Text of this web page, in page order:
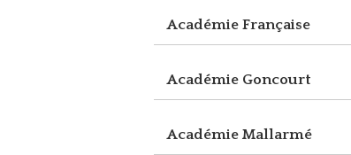
Académie Française
Académie Goncourt
Académie Mallarmé